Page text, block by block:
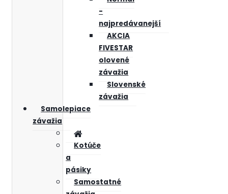
-
najpredávanejší
AKCIA
FIVESTAR
olovené
závažia
Slovenské
závažia
Samolepiace
závažia
Kotúče
a
pásiky
Samostatné